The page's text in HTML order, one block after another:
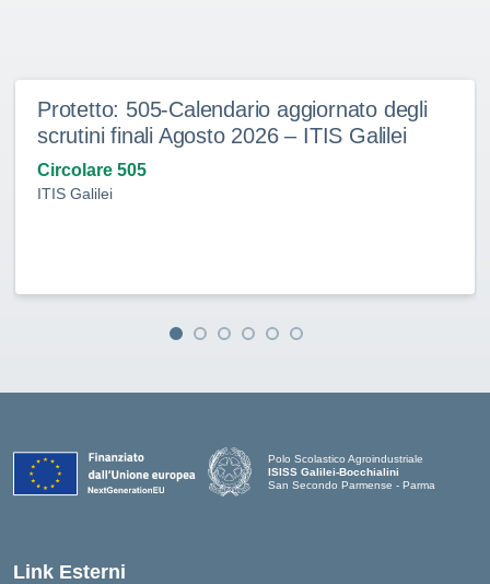
Protetto: 505-Calendario aggiornato degli
scrutini finali Agosto 2026 – ITIS Galilei
Circolare 505
ITIS Galilei
Polo Scolastico Agroindustriale
ISISS Galilei-Bocchialini
San Secondo Parmense - Parma
Link Esterni